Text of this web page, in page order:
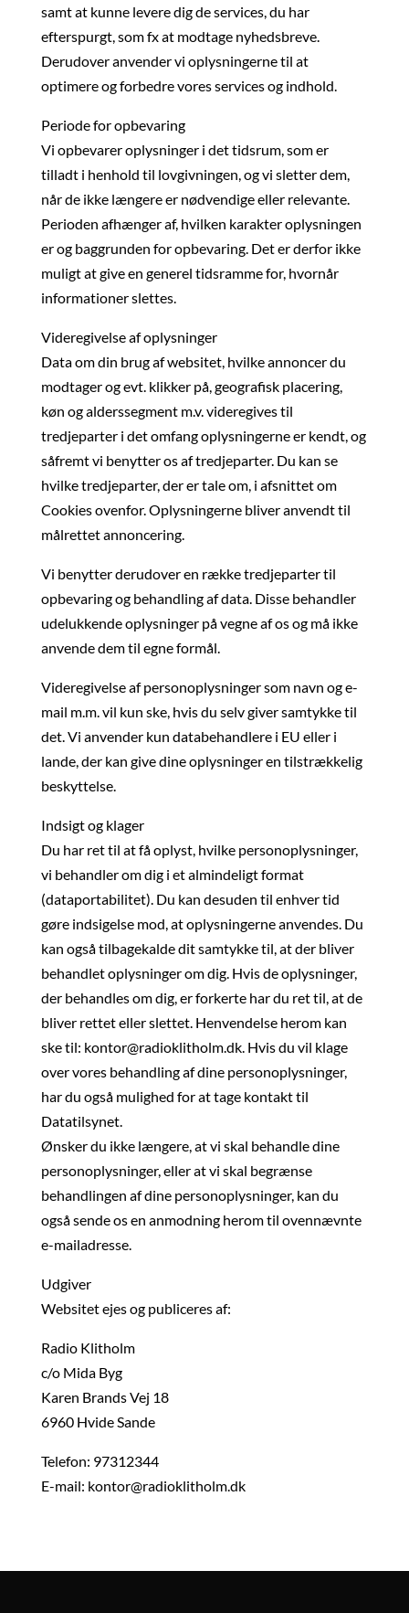
samt at kunne levere dig de services, du har
efterspurgt, som fx at modtage nyhedsbreve.
Derudover anvender vi oplysningerne til at
optimere og forbedre vores services og indhold.
Periode for opbevaring
Vi opbevarer oplysninger i det tidsrum, som er
tilladt i henhold til lovgivningen, og vi sletter dem,
når de ikke længere er nødvendige eller relevante.
Perioden afhænger af, hvilken karakter oplysningen
er og baggrunden for opbevaring. Det er derfor ikke
muligt at give en generel tidsramme for, hvornår
informationer slettes.
Videregivelse af oplysninger
Data om din brug af websitet, hvilke annoncer du
modtager og evt. klikker på, geografisk placering,
køn og alderssegment m.v. videregives til
tredjeparter i det omfang oplysningerne er kendt, og
såfremt vi benytter os af tredjeparter. Du kan se
hvilke tredjeparter, der er tale om, i afsnittet om
Cookies ovenfor. Oplysningerne bliver anvendt til
målrettet annoncering.
Vi benytter derudover en række tredjeparter til
opbevaring og behandling af data. Disse behandler
udelukkende oplysninger på vegne af os og må ikke
anvende dem til egne formål.
Videregivelse af personoplysninger som navn og e-
mail m.m. vil kun ske, hvis du selv giver samtykke til
det. Vi anvender kun databehandlere i EU eller i
lande, der kan give dine oplysninger en tilstrækkelig
beskyttelse.
Indsigt og klager
Du har ret til at få oplyst, hvilke personoplysninger,
vi behandler om dig i et almindeligt format
(dataportabilitet). Du kan desuden til enhver tid
gøre indsigelse mod, at oplysningerne anvendes. Du
kan også tilbagekalde dit samtykke til, at der bliver
behandlet oplysninger om dig. Hvis de oplysninger,
der behandles om dig, er forkerte har du ret til, at de
bliver rettet eller slettet. Henvendelse herom kan
ske til: kontor@radioklitholm.dk. Hvis du vil klage
over vores behandling af dine personoplysninger,
har du også mulighed for at tage kontakt til
Datatilsynet.
Ønsker du ikke længere, at vi skal behandle dine
personoplysninger, eller at vi skal begrænse
behandlingen af dine personoplysninger, kan du
også sende os en anmodning herom til ovennævnte
e-mailadresse.
Udgiver
Websitet ejes og publiceres af:
Radio Klitholm
c/o Mida Byg
Karen Brands Vej 18
6960 Hvide Sande
Telefon: 97312344
E-mail: kontor@radioklitholm.dk